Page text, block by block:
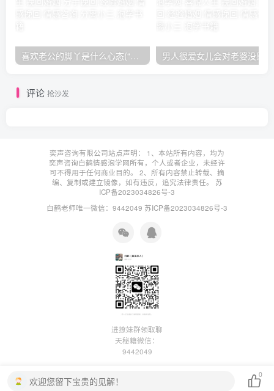
喜欢老公的脚丫是什么心态(“恋足癖”男友让我恶心)
评论 抢沙发
奕声咨询有限公司站点声明： 1、本站所有内容，均为
奕声咨询白鹤情感泡学网所有，个人或者企业，未经许
可不得用于任何商业目的。 2、所有内容禁止转载、摘
编、复制或建立镜像，如有违反，追究法律责任。 苏
ICP备2023034826号-3
白鹤老师唯一微信：9442049 苏ICP备2023034826号-3
进撩妹群领取聊
天秘籍微信：
9442049
欢迎您留下宝贵的见解！
0